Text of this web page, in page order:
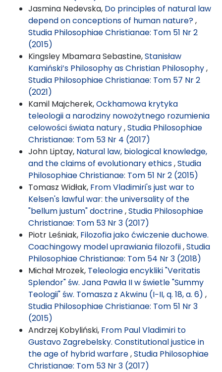
Jasmina Nedevska, Do principles of natural law
depend on conceptions of human nature?,
Studia Philosophiae Christianae: Tom 51 Nr 2
(2015)
Kingsley Mbamara Sebastine,Stanisław
Kamiński’s Philosophy as Christian Philosophy,
Studia Philosophiae Christianae: Tom 57 Nr 2
(2021)
Kamil Majcherek,Ockhamowa krytyka
teleologii a narodziny nowożytnego rozumienia
celowości świata natury,Studia Philosophiae
Christianae: Tom 53 Nr 4 (2017)
John Liptay, Natural law, biological knowledge,
and the claims of evolutionary ethics,Studia
Philosophiae Christianae: Tom 51 Nr 2 (2015)
Tomasz Widłak, From Vladimiri's just war to
Kelsen's lawful war: the universality of the
"bellum justum" doctrine,Studia Philosophiae
Christianae: Tom 53 Nr 3 (2017)
Piotr Leśniak, Filozofia jako ćwiczenie duchowe.
Coachingowy model uprawiania filozofii,Studia
Philosophiae Christianae: Tom 54 Nr 3 (2018)
Michał Mrozek, Teleologia encykliki "Veritatis
Splendor" św. Jana Pawła II w świetle "Summy
Teologii" św. Tomasza z Akwinu (I−II, q. 18, a. 6) ,
Studia Philosophiae Christianae: Tom 51 Nr 3
(2015)
Andrzej Kobyliński, From Paul Vladimiri to
Gustavo Zagrebelsky. Constitutional justice in
the age of hybrid warfare,Studia Philosophiae
Christianae: Tom 53 Nr 3 (2017)